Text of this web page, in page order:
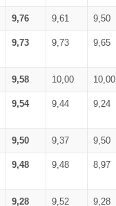
9,76 9,61 9,50
9,73 9,73 9,65
9,58 10,00 10,00
9,54 9,44 9,24
9,50 9,37 9,50
9,48 9,48 8,97
9,28 9,52 9,28